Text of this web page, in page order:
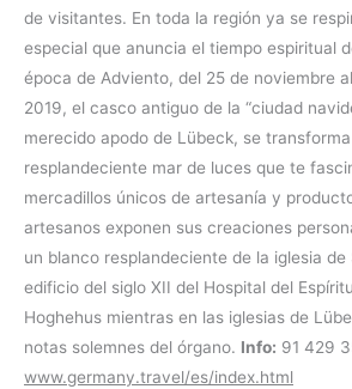
de visitantes. En toda la región ya se
especial que anuncia el tiempo espiritual
época de Adviento, del 25 de noviembre
2019, el casco antiguo de la “ciudad
merecido apodo de Lübeck, se
resplandeciente mar de luces que te
mercadillos únicos de artesanía y
artesanos exponen sus creaciones
un blanco resplandeciente de la iglesia de
edificio del siglo XII del Hospital del
Hoghehus mientras en las iglesias de
notas solemnes del órgano. Info: 91 429
www.germany.travel/es/index.html